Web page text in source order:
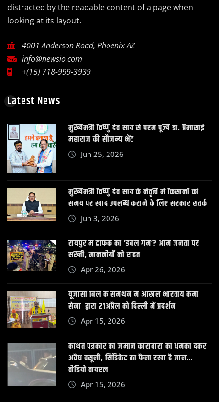
distracted by the readable content of a page when
looking at its layout.
4001 Anderson Road, Phoenix AZ
info@newsio.com
+(15) 718-999-3939
Latest News
मुख्यमंत्री विष्णु देव साय से परम पूज्य डॉ. प्रेमासाई
महाराज की सौजन्य भेंट
Jun 25, 2026
मुख्यमंत्री विष्णु देव साय के नेतृत्व में किसानों को
समय पर खाद उपलब्ध कराने के लिए सरकार सतर्क
Jun 3, 2026
रायपुर में ट्रैफिक का ‘डबल गेम’? आम जनता पर
सख्ती, माननीयों को राहत
Apr 26, 2026
यूजीसी बिल के समर्थन में अखिल भारतीय कर्मा
सेना द्वारा 21अप्रैल को दिल्ली में प्रदर्शन
Apr 15, 2026
कथित पत्रकार की जमीन कारोबारी को धमकी देकर
अवैध वसूली, सिंडिकेट का फैला रखा है जाल…
वीडियो वायरल
Apr 15, 2026